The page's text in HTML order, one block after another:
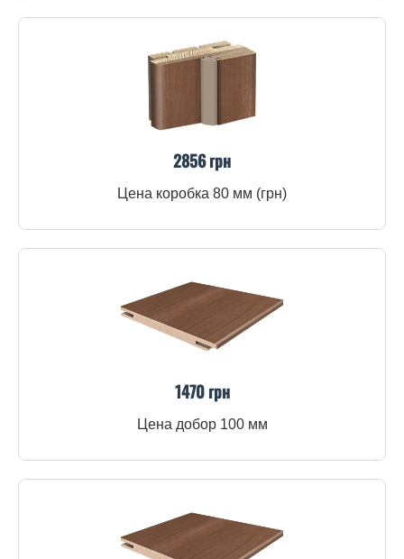
2856 грн
Цена коробка 80 мм (грн)
1470 грн
Цена добор 100 мм